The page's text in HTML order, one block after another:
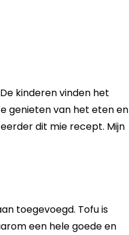
kinderen vinden het
genieten van het eten en
dit mie recept. Mijn
toegevoegd. Tofu is
een hele goede en